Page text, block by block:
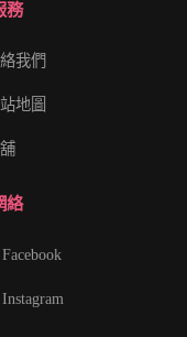
務
我們
地圖
絡
Facebook
Instagram